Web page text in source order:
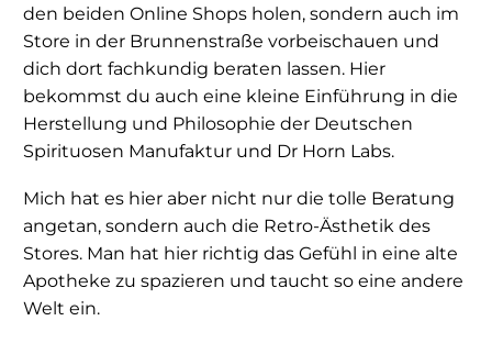
den beiden Online Shops holen, sondern auch im
Store in der Brunnenstraße vorbeischauen und
dich dort fachkundig beraten lassen. Hier
bekommst du auch eine kleine Einführung in die
Herstellung und Philosophie der Deutschen
Spirituosen Manufaktur und Dr Horn Labs.
Mich hat es hier aber nicht nur die tolle Beratung
angetan, sondern auch die Retro-Ästhetik des
Stores. Man hat hier richtig das Gefühl in eine alte
Apotheke zu spazieren und taucht so eine andere
Welt ein.